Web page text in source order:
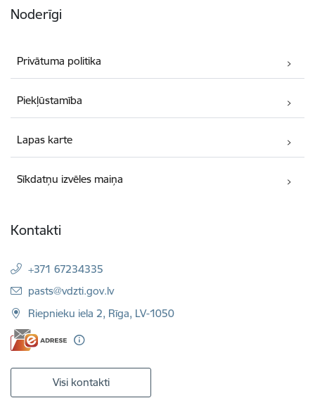
Noderīgi
Privātuma politika
Piekļūstamība
Lapas karte
Sīkdatņu izvēles maiņa
Kontakti
+371 67234335
E-pasts:
pasts@vdzti.gov.lv
Riepnieku iela 2, Rīga, LV-1050
Visi kontakti